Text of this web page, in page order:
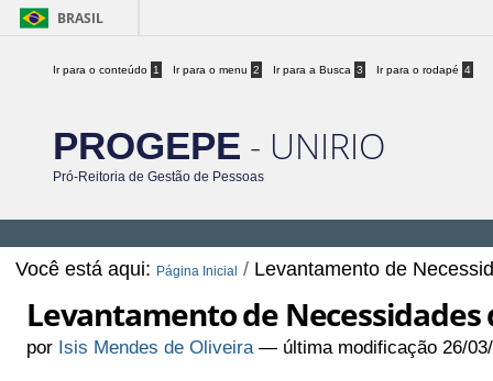
BRASIL
Ir para o conteúdo 1 Ir para o menu 2 Ir para a Busca 3 Ir para o rodapé 4
PROGEPE - UNIRIO
Pró-Reitoria de Gestão de Pessoas
Você está aqui: Página Inicial / Levantamento de
Levantamento de
por Isis Mendes de Oliveira — última modificação 26/